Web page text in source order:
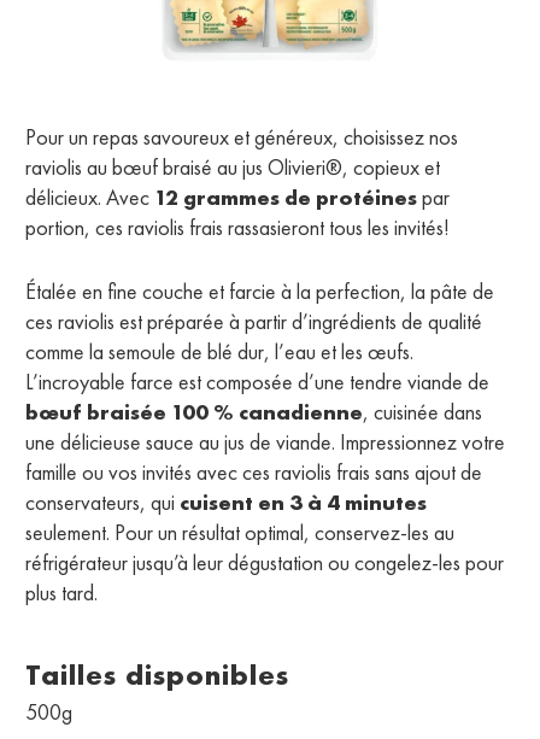
Pour un repas savoureux et généreux, choisissez nos
raviolis au bœuf braisé au jus Olivieri®, copieux et
délicieux. Avec 12 grammes de protéinespar
portion, ces raviolis frais rassasieront tous les invités!
Étalée en fine couche et farcie à la perfection, la pâte de
ces raviolis est préparée à partir d’ingrédients de qualité
comme la semoule de blé dur, l’eau et les œufs.
L’incroyable farce est composée d’une tendre viande de
bœuf braisée 100 % canadienne, cuisinée dans
une délicieuse sauce au jus de viande. Impressionnez votre
famille ou vos invités avec ces raviolis frais sans ajout de
conservateurs, qui cuisent en 3 à 4 minutes
seulement. Pour un résultat optimal, conservez-les au
réfrigérateur jusqu’à leur dégustation ou congelez-les pour
plus tard.
Tailles disponibles
500g